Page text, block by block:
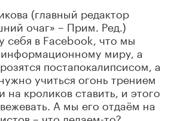
(главный редактор
очаг» – Прим. Ред.)
себя в Facebook, что мы
информационному миру, а
постапокалипсисом, а
учиться огонь трением
на кроликов ставить, и этого
А мы его отдаём на
– что делаем-то?